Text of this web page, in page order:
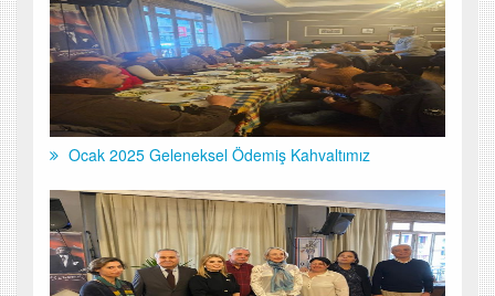
Ocak 2025 Geleneksel Ödemiş Kahvaltımız